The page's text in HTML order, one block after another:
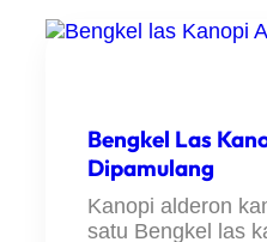
Bengkel Las
Dipamulang
Kanopi alderon
satu Bengkel las